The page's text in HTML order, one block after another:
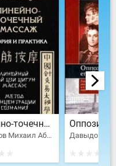
Линейно-точечный массаж. Теория и практика
Давыдов Михаил Абрамович